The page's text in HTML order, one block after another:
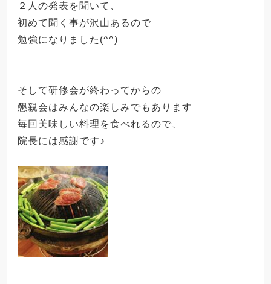
２人の発表を聞いて、
初めて聞く事が沢山あるので
勉強になりました(^^)
そして研修会が終わってからの
懇親会はみんなの楽しみでもあります
毎回美味しい料理を食べれるので、
院長には感謝です♪